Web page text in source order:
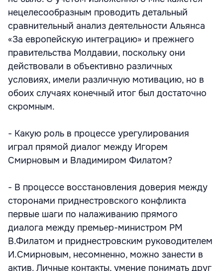
нецелесообразным проводить детальный
сравнительный анализ деятельности Альянса
«За европейскую интеграцию» и прежнего
правительства Молдавии, поскольку они
действовали в объективно различных
условиях, имели различную мотивацию, но в
обоих случаях конечный итог был достаточно
скромным.
- Какую роль в процессе урегулирования
играл прямой диалог между Игорем
Смирновым и Владимиром Филатом?
- В процессе восстановления доверия между
сторонами приднестровского конфликта
первые шаги по налаживанию прямого
диалога между премьер-министром РМ
В.Филатом и приднестровским руководителем
И.Смирновым, несомненно, можно занести в
актив. Личные контакты, умение понимать друг